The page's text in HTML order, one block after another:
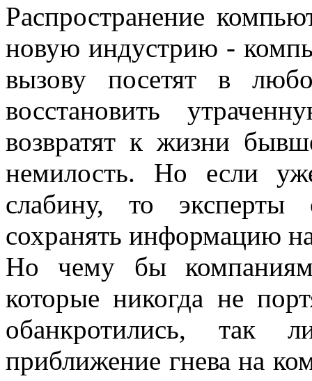
Распространение
новую индустрию -
вызову посетят в
восстановить
возвратят к жизни
немилость. Но если
слабину, то эксперты
сохранять информацию
Но чему бы
которые никогда не
обанкротились,
приближение гнева на